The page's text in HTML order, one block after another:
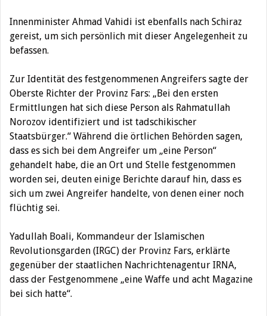
Innenminister Ahmad Vahidi ist ebenfalls nach Schiraz
gereist, um sich persönlich mit dieser Angelegenheit zu
befassen.
Zur Identität des festgenommenen Angreifers sagte der
Oberste Richter der Provinz Fars: „Bei den ersten
Ermittlungen hat sich diese Person als Rahmatullah
Norozov identifiziert und ist tadschikischer
Staatsbürger.“ Während die örtlichen Behörden sagen,
dass es sich bei dem Angreifer um „eine Person“
gehandelt habe, die an Ort und Stelle festgenommen
worden sei, deuten einige Berichte darauf hin, dass es
sich um zwei Angreifer handelte, von denen einer noch
flüchtig sei.
Yadullah Boali, Kommandeur der Islamischen
Revolutionsgarden (IRGC) der Provinz Fars, erklärte
gegenüber der staatlichen Nachrichtenagentur IRNA,
dass der Festgenommene „eine Waffe und acht Magazine
bei sich hatte“.